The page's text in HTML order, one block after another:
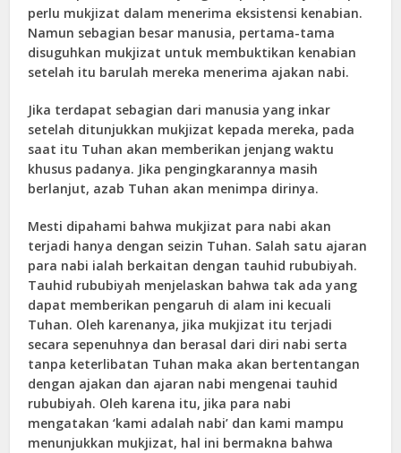
perlu mukjizat dalam menerima eksistensi kenabian.
Namun sebagian besar manusia, pertama-tama
disuguhkan mukjizat untuk membuktikan kenabian
setelah itu barulah mereka menerima ajakan nabi.
Jika terdapat sebagian dari manusia yang inkar
setelah ditunjukkan mukjizat kepada mereka, pada
saat itu Tuhan akan memberikan jenjang waktu
khusus padanya. Jika pengingkarannya masih
berlanjut, azab Tuhan akan menimpa dirinya.
Mesti dipahami bahwa mukjizat para nabi akan
terjadi hanya dengan seizin Tuhan. Salah satu ajaran
para nabi ialah berkaitan dengan tauhid rububiyah.
Tauhid rububiyah menjelaskan bahwa tak ada yang
dapat memberikan pengaruh di alam ini kecuali
Tuhan. Oleh karenanya, jika mukjizat itu terjadi
secara sepenuhnya dan berasal dari diri nabi serta
tanpa keterlibatan Tuhan maka akan bertentangan
dengan ajakan dan ajaran nabi mengenai tauhid
rububiyah. Oleh karena itu, jika para nabi
mengatakan ‘kami adalah nabi’ dan kami mampu
menunjukkan mukjizat, hal ini bermakna bahwa